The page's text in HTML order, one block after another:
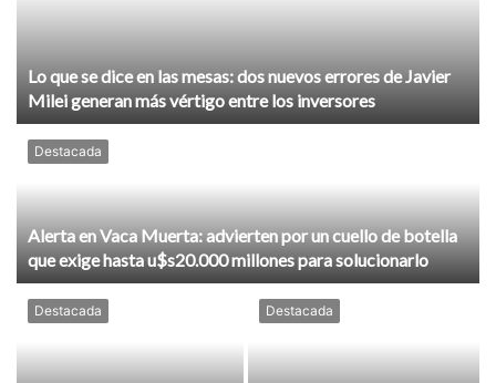
Lo que se dice en las mesas: dos nuevos errores de Javier
Milei generan más vértigo entre los inversores
Destacada
Alerta en Vaca Muerta: advierten por un cuello de botella
que exige hasta u$s20.000 millones para solucionarlo
Destacada Destacada